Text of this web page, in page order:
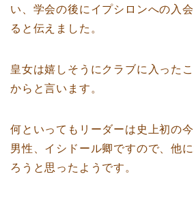
い、学会の後にイプシロンへの入
ると伝えました。
皇女は嬉しそうにクラブに入った
からと言います。
何といってもリーダーは史上初の
男性、イシドール卿ですので、他
ろうと思ったようです。